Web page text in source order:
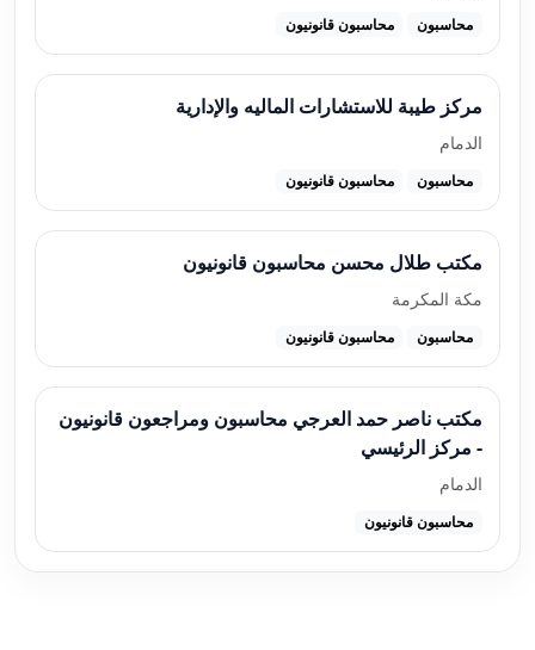
محاسبون محاسبون قانونيون
مركز طيبة للاستشارات الماليه والإدارية
الدمام
محاسبون محاسبون قانونيون
مكتب طلال محسن محاسبون قانونيون
مكة المكرمة
محاسبون محاسبون قانونيون
مكتب ناصر حمد العرجي محاسبون ومراجعون قانونيون
- مركز الرئيسي
الدمام
محاسبون قانونيون